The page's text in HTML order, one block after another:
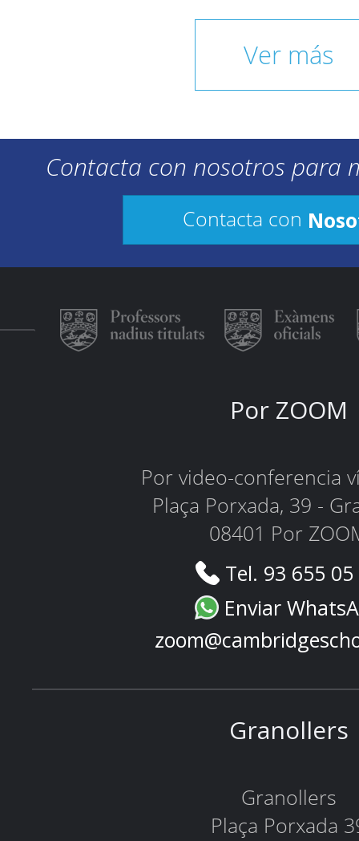
Ver más
Contacta con nosotros para
Contacta con
Por ZOOM
Por video-conferencia
Plaça Porxada, 39 -
08401 Por
Tel. 93 655
Enviar
Granollers
Granollers
Plaça Porxada